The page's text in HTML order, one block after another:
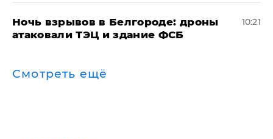
​Ночь взрывов в Белгороде: дроны
атаковали ТЭЦ и здание ФСБ
10:21
Смотреть ещё